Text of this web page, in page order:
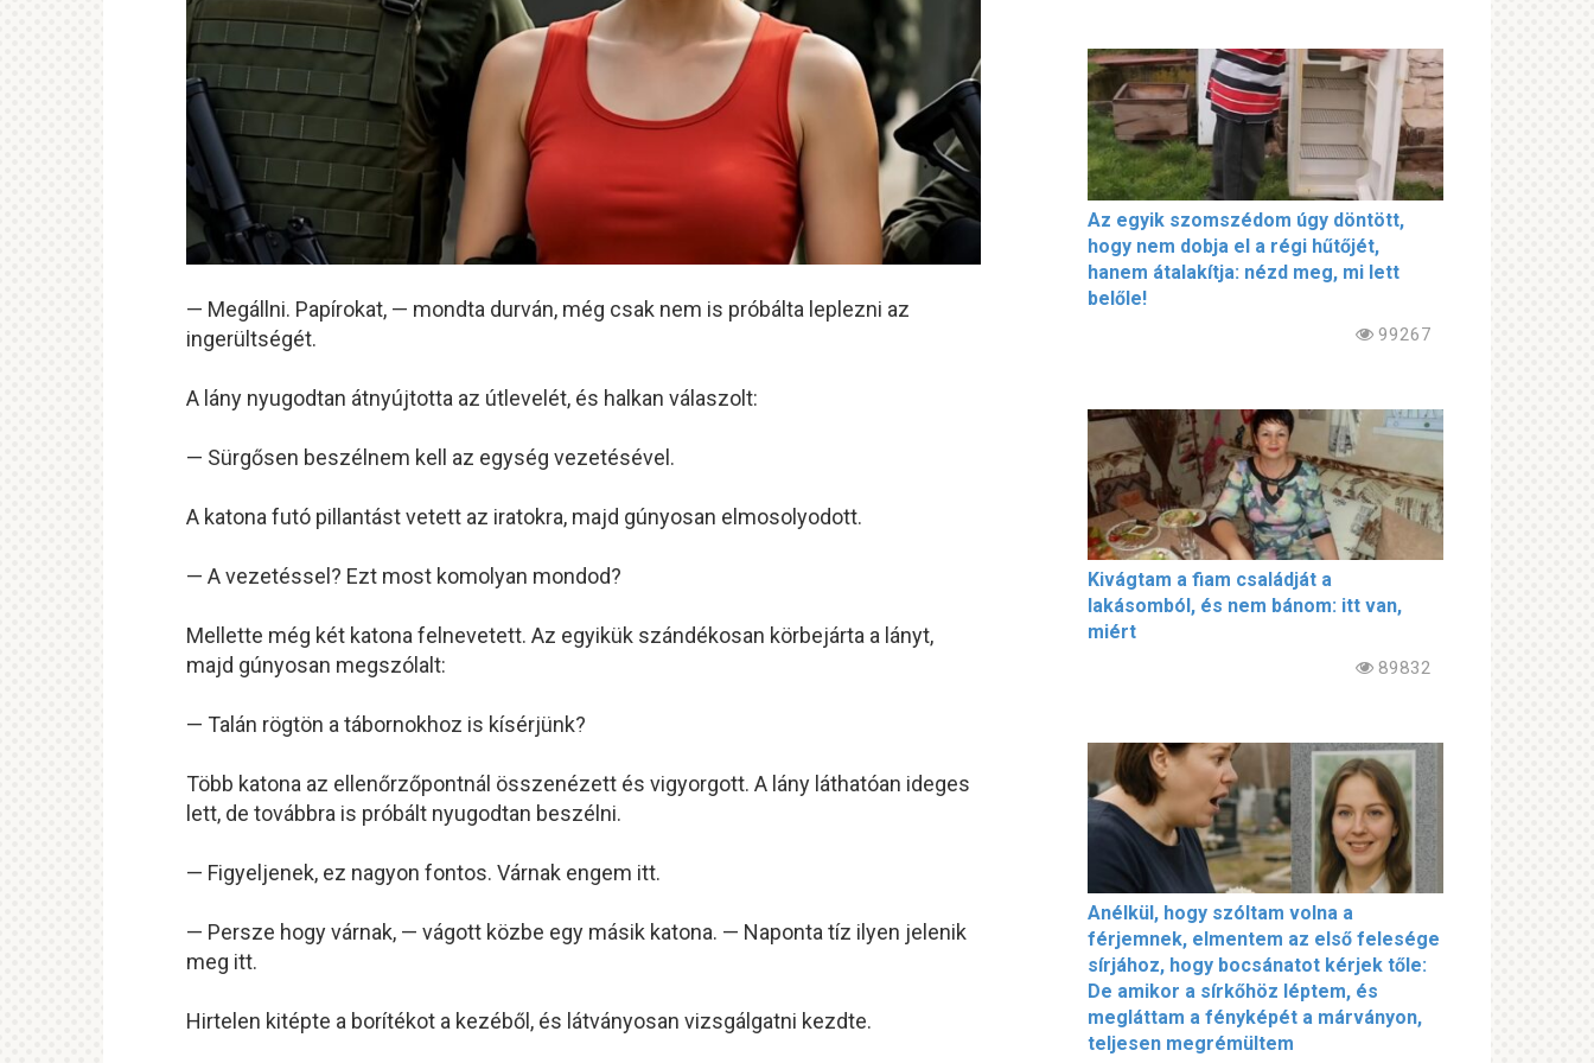
— Megállni. Papírokat, — mondta durván, még csak nem is próbálta leplezni az
ingerültségét.
A lány nyugodtan átnyújtotta az útlevelét, és halkan válaszolt:
— Sürgősen beszélnem kell az egység vezetésével.
A katona futó pillantást vetett az iratokra, majd gúnyosan elmosolyodott.
— A vezetéssel? Ezt most komolyan mondod?
Mellette még két katona felnevetett. Az egyikük szándékosan körbejárta a lányt,
majd gúnyosan megszólalt:
— Talán rögtön a tábornokhoz is kísérjünk?
Több katona az ellenőrzőpontnál összenézett és vigyorgott. A lány láthatóan ideges
lett, de továbbra is próbált nyugodtan beszélni.
— Figyeljenek, ez nagyon fontos. Várnak engem itt.
— Persze hogy várnak, — vágott közbe egy másik katona. — Naponta tíz ilyen jelenik
meg itt.
Hirtelen kitépte a borítékot a kezéből, és látványosan vizsgálgatni kezdte.
Az egyik szomszédom úgy döntött,
hogy nem dobja el a régi hűtőjét,
hanem átalakítja: nézd meg, mi lett
belőle!
99267
Kivágtam a fiam családját a
lakásomból, és nem bánom: itt van,
miért
89832
Anélkül, hogy szóltam volna a
férjemnek, elmentem az első felesége
sírjához, hogy bocsánatot kérjek tőle:
De amikor a sírkőhöz léptem, és
megláttam a fényképét a márványon,
teljesen megrémültem